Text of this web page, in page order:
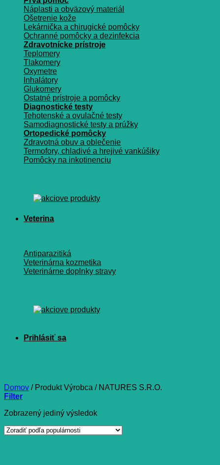
Náplasti a obväzový materiál
Ošetrenie kože
Lekárnička a chirugické pomôcky
Ochranné pomôcky a dezinfekcia
Zdravotnícke prístroje
Teplomery
Tlakomery
Oxymetre
Inhalátory
Glukomery
Ostatné prístroje a pomôcky
Diagnostické testy
Tehotenské a ovulačné testy
Samodiagnostické testy a prúžky
Ortopedické pomôcky
Zdravotná obuv a oblečenie
Termofory, chladivé a hrejivé vankúšiky
Pomôcky na inkotinenciu
Veterina
Antiparazitiká
Veterinárna kozmetika
Veterinárne doplnky stravy
Domov /Produkt Výrobca /NATURES S.R.O.
Filter
Zobrazený jediný výsledok